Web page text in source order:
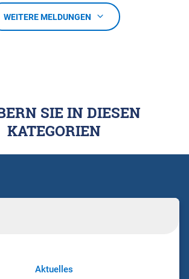
WEITERE MELDUNGEN
SIE IN DIESEN
KATEGORIEN
Aktuelles